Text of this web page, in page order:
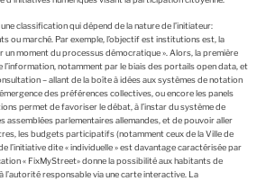
classification qui dépend de la nature de l’initiateur:
ou marché. Par exemple, l’objectif est institutions est, la
un moment du processus démocratique ». Alors, la première
l’information, notamment par le biais des portails open data, et
– allant de la boîte à idées aux systèmes de notation
des préférences collectives, ou encore les panels
permet de favoriser le débat, à l’instar du système de
assemblées parlementaires allemandes, et de pouvoir aller
les budgets participatifs (notamment ceux de la Ville de
l’initiative dite « individuelle » est davantage caractérisée par
« FixMyStreet» donne la possibilité aux habitants de
l’autorité responsable via une carte interactive. La